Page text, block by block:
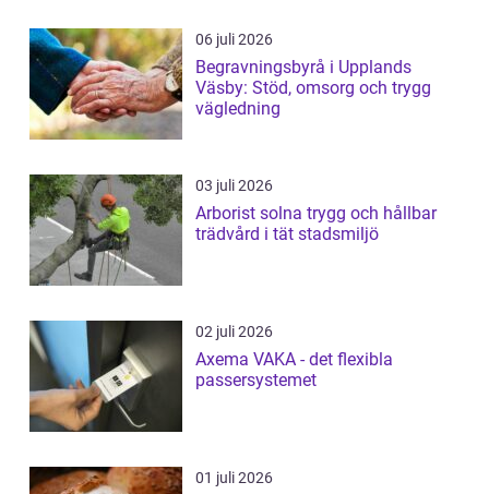
06 juli 2026
Begravningsbyrå i Upplands
Väsby: Stöd, omsorg och trygg
vägledning
03 juli 2026
Arborist solna trygg och hållbar
trädvård i tät stadsmiljö
02 juli 2026
Axema VAKA - det flexibla
passersystemet
01 juli 2026